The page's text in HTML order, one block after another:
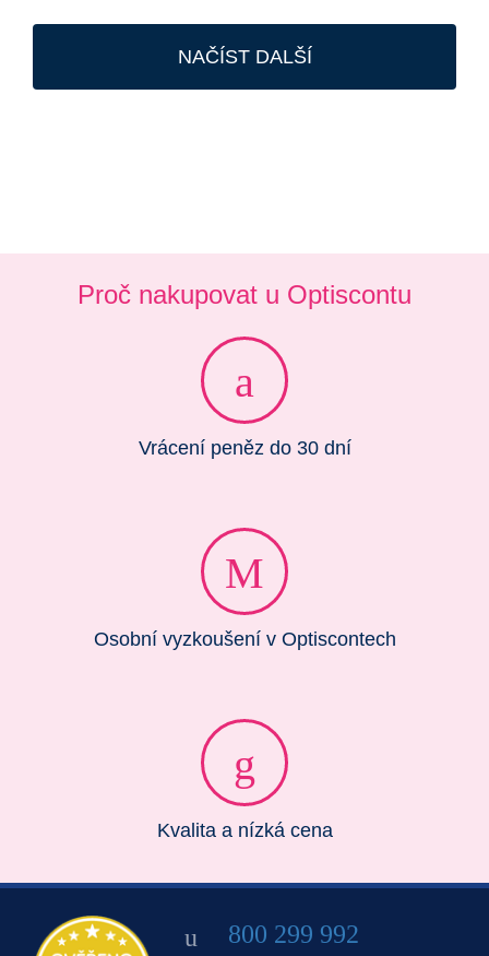
NAČÍST DALŠÍ
Proč nakupovat u Optiscontu
Vrácení peněz do 30 dní
Osobní vyzkoušení v Optiscontech
Kvalita a nízká cena
800 299 992